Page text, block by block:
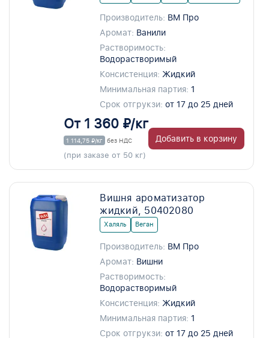
Производитель: ВМ Про
Аромат: Ванили
Растворимость:
Водорастворимый
Консистенция: Жидкий
Минимальная партия: 1
Срок отгрукзи: от 17 до 25 дней
От 1 360 ₽/кг
1 114,75 ₽/кг без НДС
(при заказе от 50 кг)
Добавить в корзину
Вишня ароматизатор
жидкий, 50402080
Халяль Веган
Производитель: ВМ Про
Аромат: Вишни
Растворимость:
Водорастворимый
Консистенция: Жидкий
Минимальная партия: 1
Срок отгрукзи: от 17 до 25 дней